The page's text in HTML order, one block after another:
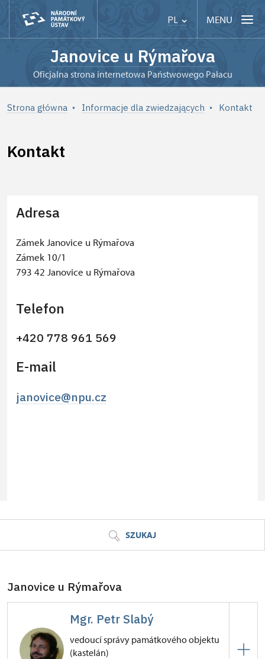
PL MENU
Janovice u Rýmařova
Oficjalna strona internetowa Państwowego Pałacu
Strona główna Informacje dla zwiedzających Kontakt
Kontakt
Adresa
Zámek Janovice u Rýmařova
Zámek 10/1
793 42 Janovice u Rýmařova
Telefon
+420 778 961 569
E-mail
janovice@npu.cz
SZUKAJ
Janovice u Rýmařova
Mgr. Petr Slabý
vedoucí správy památkového objektu
(kastelán)